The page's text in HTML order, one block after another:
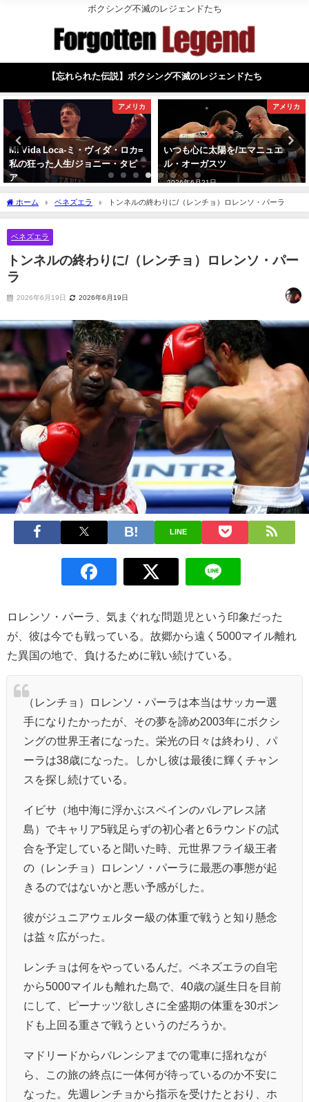
ボクシング不滅のレジェンドたち
【忘れられた伝説】ボクシング不滅のレジェンドたち
アメリカ
Mi Vida Loca-ミ・ヴィダ・ロカ=
私の狂った人生/ジョニー・タピ
ア
アメリカ
いつも心に太陽を/エマニュエ
ル・オーガスツ
2026年6月21日
ホーム ベネズエラ トンネルの終わりに/（レンチョ）ロレンソ・パーラ
ベネズエラ
トンネルの終わりに/（レンチョ）ロレンソ・パー
ラ
2026年6月19日 2026年6月19日
LINE
ロレンソ・パーラ、気まぐれな問題児という印象だった
が、彼は今でも戦っている。故郷から遠く5000マイル離れ
た異国の地で、負けるために戦い続けている。
（レンチョ）ロレンソ・パーラは本当はサッカー選
手になりたかったが、その夢を諦め2003年にボクシ
ングの世界王者になった。栄光の日々は終わり、パ
ーラは38歳になった。しかし彼は最後に輝くチャン
スを探し続けている。
イビサ（地中海に浮かぶスペインのバレアレス諸
島）でキャリア5戦足らずの初心者と6ラウンドの試
合を予定していると聞いた時、元世界フライ級王者
の（レンチョ）ロレンソ・パーラに最悪の事態が起
きるのではないかと悪い予感がした。
彼がジュニアウェルター級の体重で戦うと知り懸念
は益々広がった。
レンチョは何をやっているんだ。ベネズエラの自宅
から5000マイルも離れた島で、40歳の誕生日を目前
にして、ピーナッツ欲しさに全盛期の体重を30ポン
ドも上回る重さで戦うというのだろうか。
マドリードからバレンシアまでの電車に揺れなが
ら、この旅の終点に一体何が待っているのか不安に
なった。先週レンチョから指示を受けたとおり、ホ